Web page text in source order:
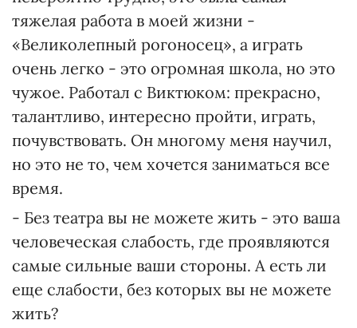
тяжелая работа в моей жизни -
«Великолепный рогоносец», а играть
очень легко - это огромная школа, но это
чужое. Работал с Виктюком: прекрасно,
талантливо, интересно пройти, играть,
почувствовать. Он многому меня научил,
но это не то, чем хочется заниматься все
время.
- Без театра вы не можете жить - это ваша
человеческая слабость, где проявляются
самые сильные ваши стороны. А есть ли
еще слабости, без которых вы не можете
жить?